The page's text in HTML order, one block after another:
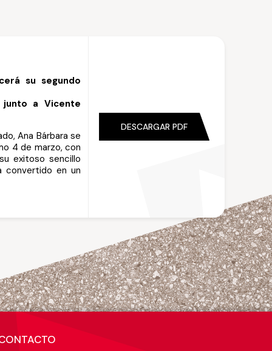
su segundo
a Vicente
Ana Bárbara se
4 de marzo, con
exitoso sencillo
convertido en un
DESCARGAR PDF